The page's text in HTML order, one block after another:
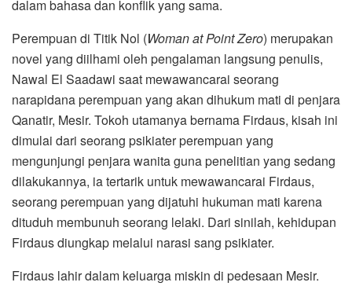
dalam bahasa dan konflik yang sama.
Perempuan di Titik Nol (Woman at Point Zero) merupakan
novel yang diilhami oleh pengalaman langsung penulis,
Nawal El Saadawi saat mewawancarai seorang
narapidana perempuan yang akan dihukum mati di penjara
Qanatir, Mesir. Tokoh utamanya bernama Firdaus, kisah ini
dimulai dari seorang psikiater perempuan yang
mengunjungi penjara wanita guna penelitian yang sedang
dilakukannya, ia tertarik untuk mewawancarai Firdaus,
seorang perempuan yang dijatuhi hukuman mati karena
dituduh membunuh seorang lelaki. Dari sinilah, kehidupan
Firdaus diungkap melalui narasi sang psikiater.
Firdaus lahir dalam keluarga miskin di pedesaan Mesir.